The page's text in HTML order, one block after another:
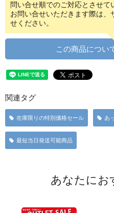
問い合せ順でのご対応とさせて
お問い合せいただきます際は、
せください。
この商品につい
関連タグ
在庫限りの特別価格セール あ
最短当日発送可能商品
あなたにお